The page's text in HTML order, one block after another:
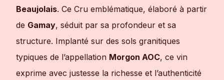
Beaujolais. Ce Cru emblématique, élaboré à partir
de Gamay, séduit par sa profondeur et sa
structure. Implanté sur des sols granitiques
typiques de l’appellation Morgon AOC, ce vin
exprime avec justesse la richesse et l’authenticité